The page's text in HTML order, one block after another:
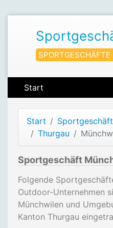
Start
Start
Sportgeschäft
Thurgau
Sportgeschäft
Folgende
Outdoor-Unternehmen
Münchwilen und
Kanton Thurgau